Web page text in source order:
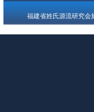
福建省姓氏源流研究